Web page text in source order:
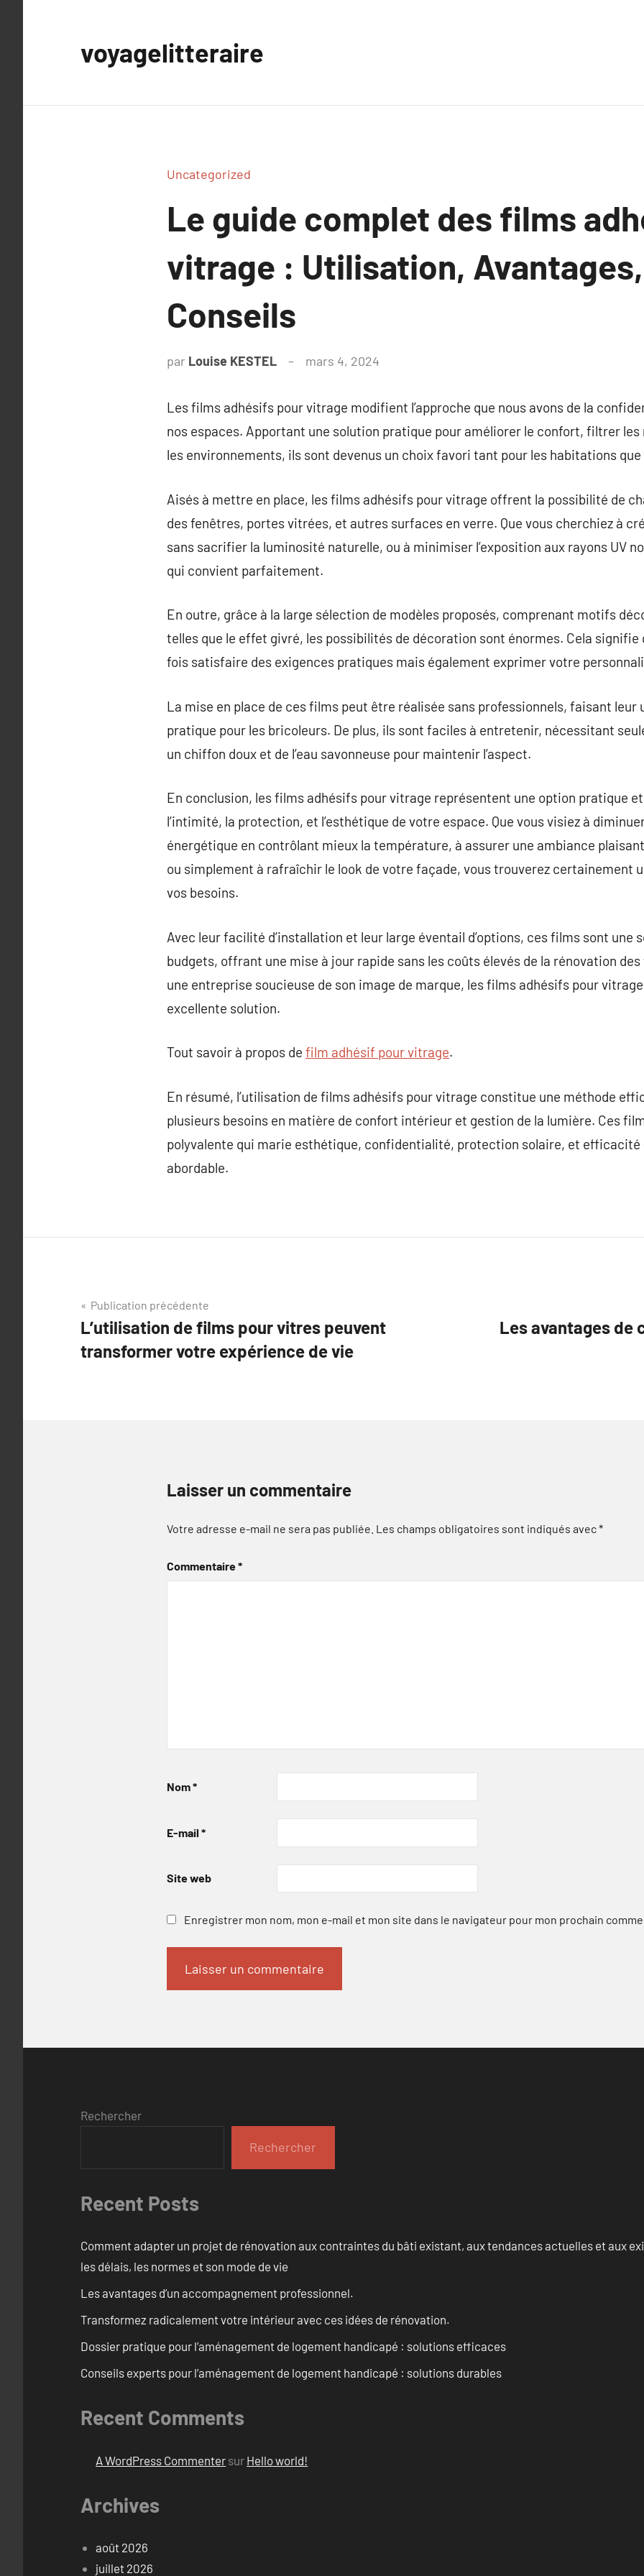
voyagelitteraire
Uncategorized
Le guide complet des films
vitrage : Utilisation,
Conseils
par Louise KESTEL mars 4, 2024
Les films adhésifs pour vitrage modifient l’approche que nous avons de la
nos espaces. Apportant une solution pratique pour améliorer le confort, filtrer
les environnements, ils sont devenus un choix favori tant pour les habitations
Aisés à mettre en place, les films adhésifs pour vitrage offrent la possibilité de
des fenêtres, portes vitrées, et autres surfaces en verre. Que vous cherchiez à
sans sacrifier la luminosité naturelle, ou à minimiser l’exposition aux rayons UV
qui convient parfaitement.
En outre, grâce à la large sélection de modèles proposés, comprenant motifs
telles que le effet givré, les possibilités de décoration sont énormes. Cela signifie
fois satisfaire des exigences pratiques mais également exprimer votre
La mise en place de ces films peut être réalisée sans professionnels, faisant leur
pratique pour les bricoleurs. De plus, ils sont faciles à entretenir, nécessitant
un chiffon doux et de l’eau savonneuse pour maintenir l’aspect.
En conclusion, les films adhésifs pour vitrage représentent une option pratique
l’intimité, la protection, et l’esthétique de votre espace. Que vous visiez à
énergétique en contrôlant mieux la température, à assurer une ambiance
ou simplement à rafraîchir le look de votre façade, vous trouverez certainement
vos besoins.
Avec leur facilité d’installation et leur large éventail d’options, ces films sont une
budgets, offrant une mise à jour rapide sans les coûts élevés de la rénovation des
une entreprise soucieuse de son image de marque, les films adhésifs pour
excellente solution.
Tout savoir à propos de film adhésif pour vitrage.
En résumé, l’utilisation de films adhésifs pour vitrage constitue une méthode
plusieurs besoins en matière de confort intérieur et gestion de la lumière. Ces
polyvalente qui marie esthétique, confidentialité, protection solaire, et
abordable.
Navigation
de
l’article
Publication précédente
L’utilisation de films pour vitres peuvent
transformer votre expérience de vie
Les avantages de
Laisser un commentaire
Votre adresse e-mail ne sera pas publiée. Les champs obligatoires sont indiqués avec*
Commentaire*
Nom*
E-mail *
Site web
Enregistrer mon nom, mon e-mail et mon site dans le navigateur pour mon prochain
Rechercher
Rechercher
Recent Posts
Comment adapter un projet de rénovation aux contraintes du bâti existant, aux tendances actuelles et aux
les délais, les normes et son mode de vie
Les avantages d’un accompagnement professionnel.
Transformez radicalement votre intérieur avec ces idées de rénovation.
Dossier pratique pour l’aménagement de logement handicapé : solutions efficaces
Conseils experts pour l’aménagement de logement handicapé : solutions durables
Recent Comments
A WordPress Commenter sur Hello world!
Archives
août 2026
juillet 2026